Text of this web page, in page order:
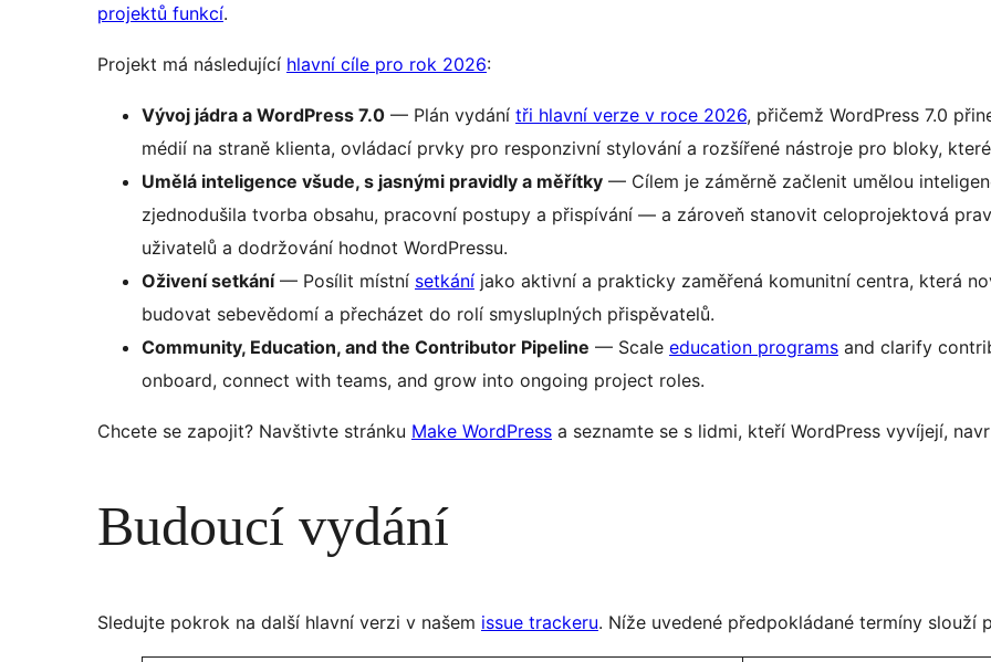
projektů funkcí.
Projekt má následující hlavní cíle pro rok 2026:
Vývoj jádra a WordPress 7.0 — Plán vydání tři hlavní verze v roce 2026, přičemž WordPress 7.0
médií na straně klienta, ovládací prvky pro responzivní stylování a rozšířené nástroje pro bloky,
Umělá inteligence všude, s jasnými pravidly a měřítky — Cílem je záměrně začlenit umělou
zjednodušila tvorba obsahu, pracovní postupy a přispívání — a zároveň stanovit celoprojektová
uživatelů a dodržování hodnot WordPressu.
Oživení setkání— Posílit místní setkání jako aktivní a prakticky zaměřená komunitní centra, která
budovat sebevědomí a přecházet do rolí smysluplných přispěvatelů.
Community, Education, and the Contributor Pipeline — Scale education programs and clarify
onboard, connect with teams, and grow into ongoing project roles.
Chcete se zapojit? Navštivte stránku Make WordPress a seznamte se s lidmi, kteří WordPress vyvíjejí,
Budoucí vydání
Sledujte pokrok na další hlavní verzi v našem issue trackeru. Níže uvedené předpokládané termíny slouží